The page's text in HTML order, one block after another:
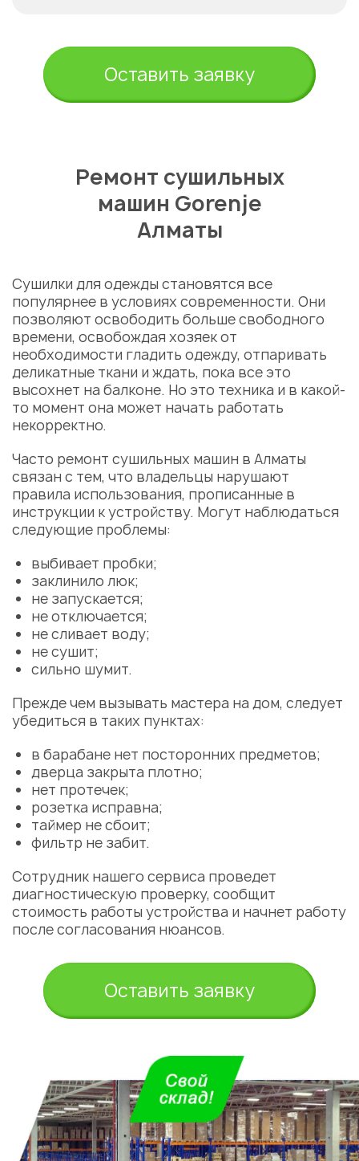
Оставить заявку
Ремонт сушильных
машин Gorenje
Алматы
Сушилки для одежды становятся все
популярнее в условиях современности. Они
позволяют освободить больше свободного
времени, освобождая хозяек от
необходимости гладить одежду, отпаривать
деликатные ткани и ждать, пока все это
высохнет на балконе. Но это техника и в какой-
то момент она может начать работать
некорректно.
Часто ремонт сушильных машин в Алматы
связан с тем, что владельцы нарушают
правила использования, прописанные в
инструкции к устройству. Могут наблюдаться
следующие проблемы:
выбивает пробки;
заклинило люк;
не запускается;
не отключается;
не сливает воду;
не сушит;
сильно шумит.
Прежде чем вызывать мастера на дом, следует
убедиться в таких пунктах:
в барабане нет посторонних предметов;
дверца закрыта плотно;
нет протечек;
розетка исправна;
таймер не сбоит;
фильтр не забит.
Сотрудник нашего сервиса проведет
диагностическую проверку, сообщит
стоимость работы устройства и начнет работу
после согласования нюансов.
Оставить заявку